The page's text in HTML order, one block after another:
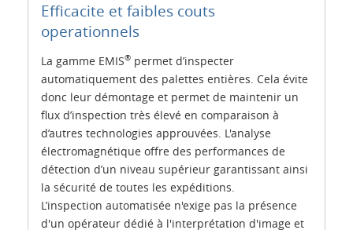
Efficacite et faibles couts
operationnels
La gamme EMIS® permet d’inspecter
automatiquement des palettes entières. Cela évite
donc leur démontage et permet de maintenir un
flux d’inspection très élevé en comparaison à
d’autres technologies approuvées. L'analyse
électromagnétique offre des performances de
détection d’un niveau supérieur garantissant ainsi
la sécurité de toutes les expéditions.
L’inspection automatisée n'exige pas la présence
d'un opérateur dédié à l'interprétation d'image et